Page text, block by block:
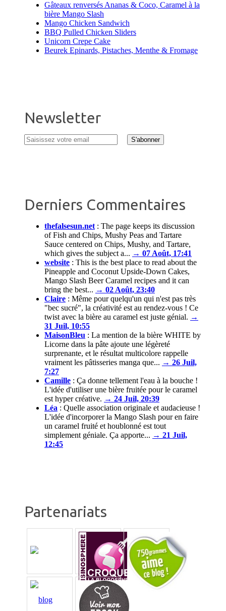
Gâteaux renversés Ananas & Coco, Caramel à la
bière Mango Slash
Mango Chicken Sandwich
BBQ Pulled Chicken Sliders
Unicorn Crepe Cake
Beurek Epinards, Pistaches, Menthe & Fromage
Newsletter
Derniers Commentaires
thefalsesun.net : The page keeps its discussion
of Fish and Chips, Mushy Peas and Tartare
Sauce centered on Chips, Mushy, and Tartare,
which gives the subject a... → 07 Août, 17:41
website : This is the best place to read about the
Pineapple and Coconut Upside-Down Cakes,
Mango Slash Beer Caramel recipes and it can
bring the best... → 02 Août, 23:40
Claire : Même pour quelqu'un qui n'est pas très
"bec sucré", la créativité est au rendez-vous ! Ce
twist avec la bière au caramel est juste génial. →
31 Juil, 10:55
MaisonBleu : La mention de la bière WHITE by
Licorne dans la pâte ajoute une légèreté
surprenante, et le résultat multicolore rappelle
vraiment les pâtisseries manga que... → 26 Juil,
7:27
Camille : Ça donne tellement l'eau à la bouche !
L'idée d'utiliser une bière fruitée pour le caramel
est hyper créative. → 24 Juil, 20:39
Léa : Quelle association originale et audacieuse !
L'idée d'incorporer la Mango Slash pour en faire
un caramel fruité et houblonné est tout
simplement géniale. Ça apporte... → 21 Juil,
12:45
Partenariats